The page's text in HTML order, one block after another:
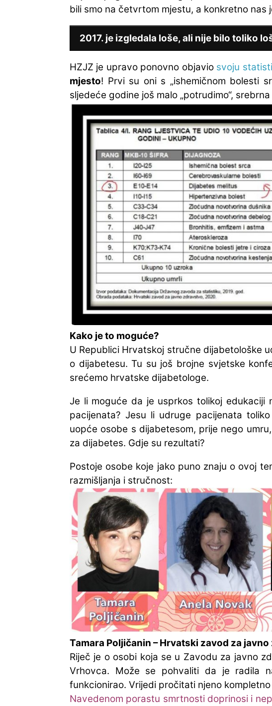
bili smo na četvrtom mjestu, a konkretno nas
2017. je izgledala loše, ali nije bilo toliko
HZJZ je upravo ponovno objavio svoju
mjesto! Prvi su oni s „ishemičnom bolesti
sljedeće godine još malo „potrudimo“,
Kako je to moguće?
U Republici Hrvatskoj stručne dijabetološke
o dijabetesu. Tu su još brojne svjetske
srećemo hrvatske dijabetologe.
Je li moguće da je usprkos tolikoj edukaciji
pacijenata? Jesu li udruge pacijenata
uopće osobe s dijabetesom, prije nego
za dijabetes. Gdje su rezultati?
Postoje osobe koje jako puno znaju o ovoj
razmišljanja i stručnost:
Tamara Poljičanin – Hrvatski zavod za
Riječ je o osobi koja se u Zavodu za javno
Vrhovca. Može se pohvaliti da je radila
funkcionirao. Vrijedi pročitati njeno kompletno
Navedenom porastu smrtnosti doprinosi i